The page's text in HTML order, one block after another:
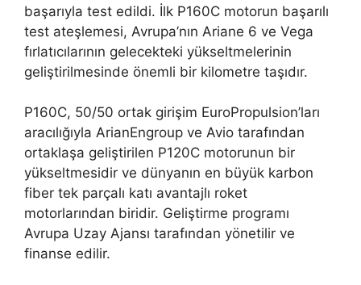
başarıyla test edildi. İlk P160C motorun başarılı
test ateşlemesi, Avrupa’nın Ariane 6 ve Vega
fırlatıcılarının gelecekteki yükseltmelerinin
geliştirilmesinde önemli bir kilometre taşıdır.
P160C, 50/50 ortak girişim EuroPropulsion’ları
aracılığıyla ArianEngroup ve Avio tarafından
ortaklaşa geliştirilen P120C motorunun bir
yükseltmesidir ve dünyanın en büyük karbon
fiber tek parçalı katı avantajlı roket
motorlarından biridir. Geliştirme programı
Avrupa Uzay Ajansı tarafından yönetilir ve
finanse edilir.